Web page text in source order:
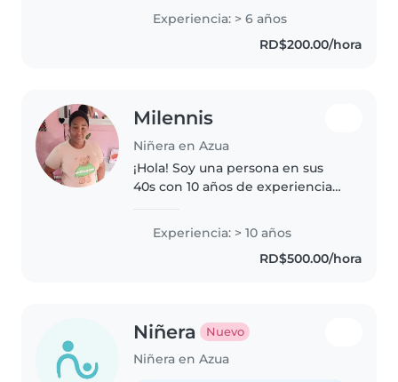
limpieza y cocina. Tengo
disponibilidad para trabajar con
familias extranjeras. Soy cariñosa..
Experiencia: > 6 años
RD$200.00/hora
Milennis
Niñera en Azua
¡Hola! Soy una persona en sus
40s con 10 años de experiencia
con niños y tengo una gran
paciencia y responsabilidad...
Experiencia: > 10 años
RD$500.00/hora
Niñera Nuevo
Niñera en Azua